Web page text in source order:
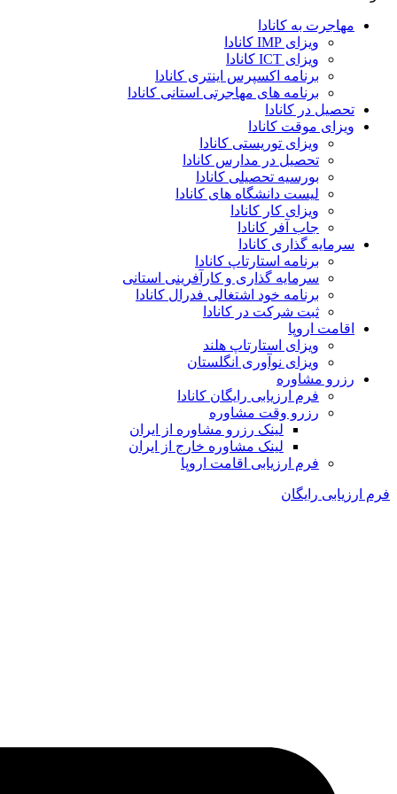
مهاجرت به کانادا
ویزای IMP کانادا
ویزای ICT کانادا
برنامه اکسپرس اینتری کانادا
برنامه های مهاجرتی استانی کانادا
تحصیل در کانادا
ویزای موقت کانادا
ویزای توریستی کانادا
تحصیل در مدارس کانادا
بورسیه تحصیلی کانادا
لیست دانشگاه های کانادا
ویزای کار کانادا
جاب آفر کانادا
سرمایه گذاری کانادا
برنامه استارتاپ کانادا
سرمایه گذاری و کارآفرینی استانی
برنامه خود اشتغالی فدرال کانادا
ثبت شرکت در کانادا
اقامت اروپا
ویزای استارتاپ هلند
ویزای نوآوری انگلستان
رزرو مشاوره
فرم ارزیابی رایگان کانادا
رزرو وقت مشاوره
لینک رزرو مشاوره از ایران
لینک مشاوره خارج از ایران
فرم ارزیابی اقامت اروپا
فرم ارزیابی رایگان